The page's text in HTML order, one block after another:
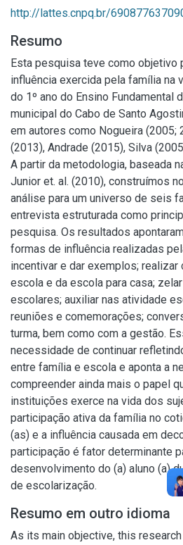
http://lattes.cnpq.br/
Resumo
Esta pesquisa teve como objetivo
influência exercida pela família na
do 1º ano do Ensino Fundamental
municipal do Cabo de Santo
em autores como Nogueira (2005;
(2013), Andrade (2015), Silva
A partir da metodologia, baseada
Junior et. al. (2010), construímos
análise para um universo de seis
entrevista estruturada como
pesquisa. Os resultados
formas de influência realizadas
incentivar e dar exemplos; realizar
escola e da escola para casa;
escolares; auxiliar nas atividade
reuniões e comemorações;
turma, bem como com a gestão.
necessidade de continuar
entre família e escola e aponta a
compreender ainda mais o papel
instituições exerce na vida dos
participação ativa da família no
(as) e a influência causada em
participação é fator determinante
desenvolvimento do (a) aluno (a)
de escolarização.
Resumo em outro idioma
As its main objective, this